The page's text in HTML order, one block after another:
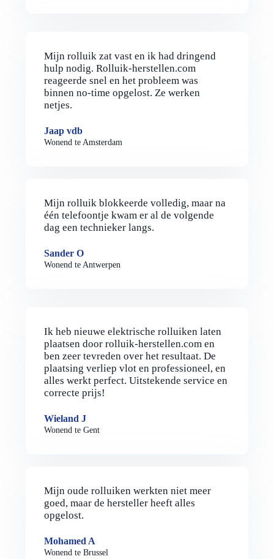
Mijn rolluik zat vast en ik had dringend
hulp nodig. Rolluik-herstellen.com
reageerde snel en het probleem was
binnen no-time opgelost. Ze werken
netjes.
Jaap vdb
Wonend te Amsterdam
Mijn rolluik blokkeerde volledig, maar na
één telefoontje kwam er al de volgende
dag een technieker langs.
Sander O
Wonend te Antwerpen
Ik heb nieuwe elektrische rolluiken laten
plaatsen door rolluik-herstellen.com en
ben zeer tevreden over het resultaat. De
plaatsing verliep vlot en professioneel, en
alles werkt perfect. Uitstekende service en
correcte prijs!
Wieland J
Wonend te Gent
Mijn oude rolluiken werkten niet meer
goed, maar de hersteller heeft alles
opgelost.
Mohamed A
Wonend te Brussel